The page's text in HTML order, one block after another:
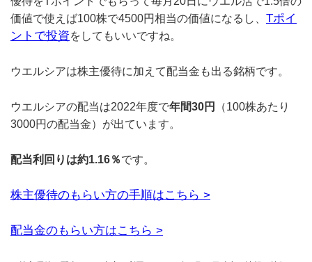
価値で使えば100株で4500円相当の価値になるし、 Tポイ
ントで投資をしてもいいですね。
ウエルシアは株主優待に加えて配当金も出る銘柄です。
ウエルシアの配当は2022年度で年間30円
（100株あたり
3000円の配当金）が出ています。
配当利回りは約1.16％です。
株主優待のもらい方の手順はこちら >
配当金のもらい方はこちら >